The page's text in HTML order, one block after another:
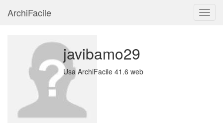
ArchiFacile
javibamo29
Usa ArchiFacile 41.6 web